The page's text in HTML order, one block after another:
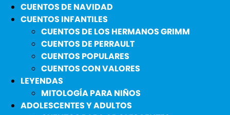
CUENTOS DE NAVIDAD
CUENTOS INFANTILES
CUENTOS DE LOS HERMANOS GRIMM
CUENTOS DE PERRAULT
CUENTOS POPULARES
CUENTOS CON VALORES
LEYENDAS
MITOLOGÍA PARA NIÑOS
ADOLESCENTES Y ADULTOS